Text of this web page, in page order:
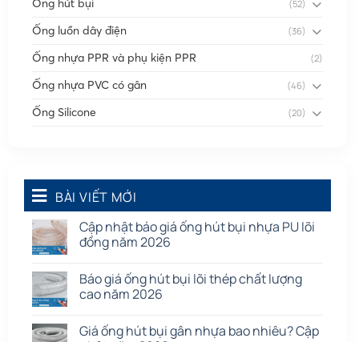
(52)
Ống luồn dây điện (36)
Ống nhựa PPR và phụ kiện PPR (2)
Ống nhựa PVC có gân (46)
Ống Silicone (20)
Quạt dân dụng
Tấm cao su (7)
BÀI VIẾT MỚI
Cập nhật báo giá ống hút bụi nhựa PU lõi
đồng năm 2026
Báo giá ống hút bụi lõi thép chất lượng
cao năm 2026
Giá ống hút bụi gân nhựa bao nhiêu? Cập